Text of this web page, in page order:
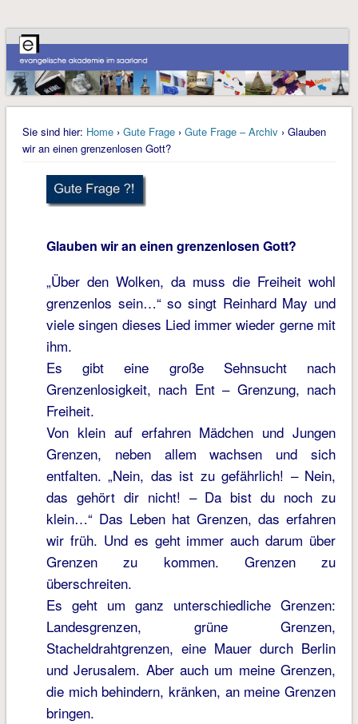
Sie sind hier: Home› Gute Frage› Gute Frage – Archiv› Glauben
wir an einen grenzenlosen Gott?
Glauben wir an einen grenzenlosen Gott?
„Über den Wolken, da muss die Freiheit wohl
grenzenlos sein…“ so singt Reinhard May und
viele singen dieses Lied immer wieder gerne mit
ihm.
Es gibt eine große Sehnsucht nach
Grenzenlosigkeit, nach Ent – Grenzung, nach
Freiheit.
Von klein auf erfahren Mädchen und Jungen
Grenzen, neben allem wachsen und sich
entfalten. „Nein, das ist zu gefährlich! – Nein,
das gehört dir nicht! – Da bist du noch zu
klein…“ Das Leben hat Grenzen, das erfahren
wir früh. Und es geht immer auch darum über
Grenzen zu kommen. Grenzen zu
überschreiten.
Es geht um ganz unterschiedliche Grenzen:
Landesgrenzen, grüne Grenzen,
Stacheldrahtgrenzen, eine Mauer durch Berlin
und Jerusalem. Aber auch um meine Grenzen,
die mich behindern, kränken, an meine Grenzen
bringen.